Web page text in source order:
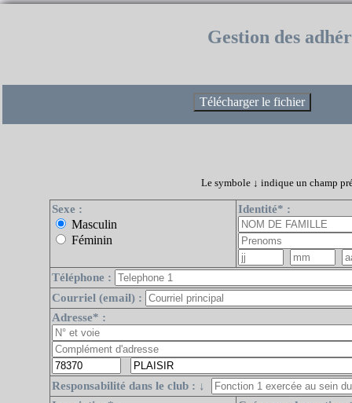
Gestion des
Le symbole ↓ indique un champ
Sexe :
Masculin
Féminin
Identité* :
Téléphone :
Courriel (email) :
Adresse* :
Responsabilité dans le club : ↓